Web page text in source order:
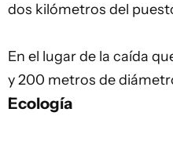
dos kilómetros del
En el lugar de la caída
y 200 metros de
Ecología